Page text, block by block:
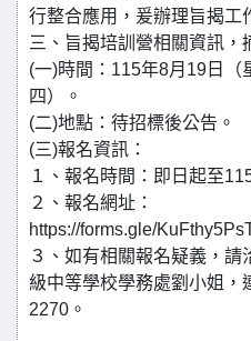
行整合應用，爰辦理旨揭工
三、旨揭培訓營相關資訊，
(一)時間：115年8月19日（
四）。
(二)地點：待招標後公告。
(三)報名資訊：
１、報名時間：即日起至
２、報名網址：
https://forms.gle/
３、如有相關報名疑義，
級中等學校學務處劉小姐，
2270。